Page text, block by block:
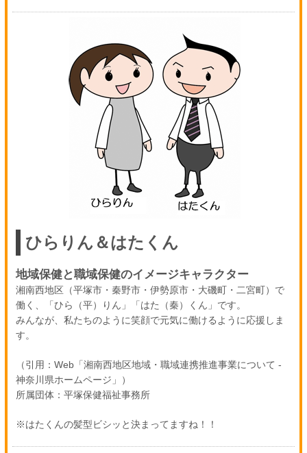
ひらりん＆はたくん
地域保健と職域保健のイメージキャラクター
湘南西地区（平塚市・秦野市・伊勢原市・大磯町・二宮町）で
働く、「ひら（平）りん」「はた（秦）くん」です。
みんなが、私たちのように笑顔で元気に働けるように応援しま
す。
（引用：Web「湘南西地区地域・職域連携推進事業について -
神奈川県ホームページ」）
所属団体：平塚保健福祉事務所
※はたくんの髪型ビシッと決まってますね！！